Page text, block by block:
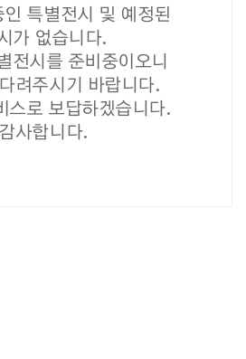
특별전시 및 예정된
가 없습니다.
전시를 준비중이오니
려주시기 바랍니다.
스로 보답하겠습니다.
감사합니다.